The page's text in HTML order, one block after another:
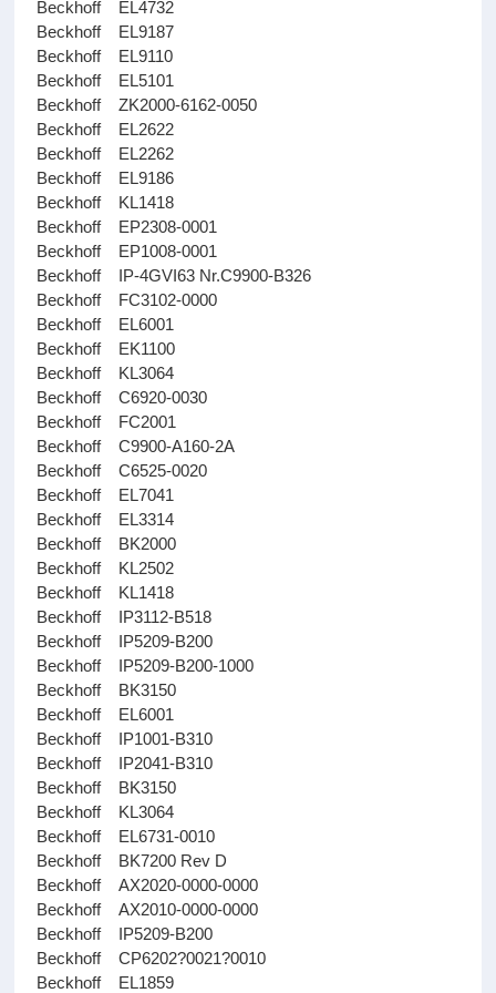
Beckhoff EL4732
Beckhoff EL9187
Beckhoff EL9110
Beckhoff EL5101
Beckhoff ZK2000-6162-0050
Beckhoff EL2622
Beckhoff EL2262
Beckhoff EL9186
Beckhoff KL1418
Beckhoff EP2308-0001
Beckhoff EP1008-0001
Beckhoff IP-4GVI63 Nr.C9900-B326
Beckhoff FC3102-0000
Beckhoff EL6001
Beckhoff EK1100
Beckhoff KL3064
Beckhoff C6920-0030
Beckhoff FC2001
Beckhoff C9900-A160-2A
Beckhoff C6525-0020
Beckhoff EL7041
Beckhoff EL3314
Beckhoff BK2000
Beckhoff KL2502
Beckhoff KL1418
Beckhoff IP3112-B518
Beckhoff IP5209-B200
Beckhoff IP5209-B200-1000
Beckhoff BK3150
Beckhoff EL6001
Beckhoff IP1001-B310
Beckhoff IP2041-B310
Beckhoff BK3150
Beckhoff KL3064
Beckhoff EL6731-0010
Beckhoff BK7200 Rev D
Beckhoff AX2020-0000-0000
Beckhoff AX2010-0000-0000
Beckhoff IP5209-B200
Beckhoff CP6202?0021?0010
Beckhoff EL1859